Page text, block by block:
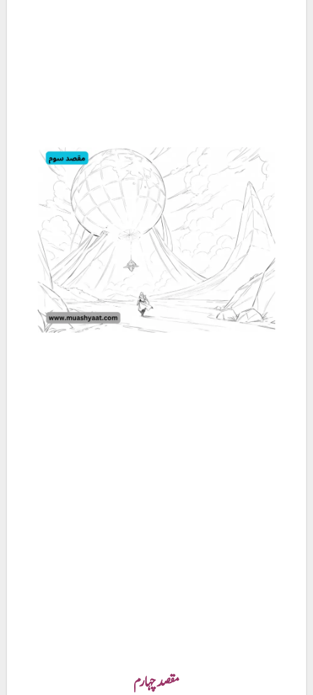
مقصد چہارم